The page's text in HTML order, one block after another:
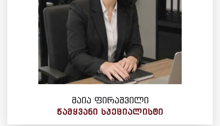
მაია ფირაშვილი
ᲬᲐᲛᲧᲕᲐᲜᲘ ᲡᲞᲔᲪᲘᲐᲚᲘᲡᲢᲘ